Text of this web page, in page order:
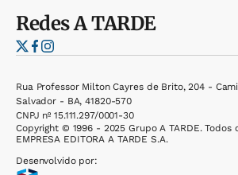
RedesA TARDE
Rua Professor Milton Cayres de Brito, 204 -
Salvador - BA, 41820-570
CNPJ nº 15.111.297/0001-30
Copyright © 1996 - 2025 Grupo A TARDE. Todos
EMPRESA EDITORA A TARDE S.A.
Desenvolvido por: